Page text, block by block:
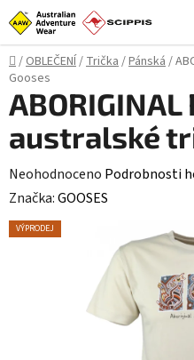
Přejít
na
obsah
Domů
/OBLEČENÍ/Trička/Pánská/
Gooses
ABORIGINAL
australské
Průměrné
hodnocení
produktu
Neohodnoceno Podrobnosti
Značka:GOOSES
VÝPRODEJ